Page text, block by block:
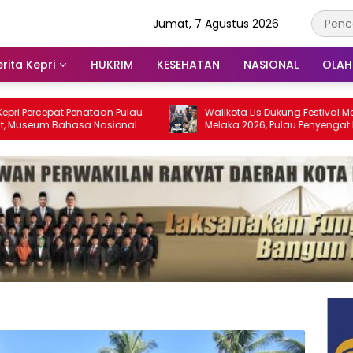
Jumat, 7 Agustus 2026
Kepri HUKRIM KESEHATAN NASIONAL
Penataan Pulau
Bahasa Nasional
Walikota Lis Dukung Festival Media
Melaka 2026, Pulau Penyengat
Jadi Etalase Budaya Melayu